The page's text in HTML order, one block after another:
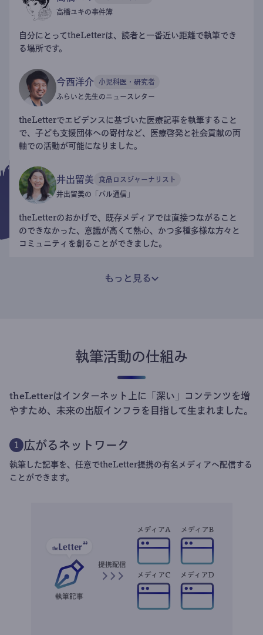
高橋ユキの事件簿
自分にとってtheLetterは、読者と一番近い距離で執筆でき
る場所です。
今西洋介 小児科医・研究者
ふらいと先生のニュースレター
theLetterでエビデンスに基づいた医療記事を執筆すること
で、子ども支援団体への寄付など、医療啓発と社会貢献の両
軸での活動が可能になりました。
井出留美 食品ロスジャーナリスト
井出留美の「パル通信」
theLetterのおかげで、既存メディアでは直接つながること
のできなかった、意識が高くて熱心、かつ多種多様な方々と
コミュニティを創ることができました。
もっと見る
執筆活動の仕組み
theLetterはインターネット上に「深い」コンテンツを増
やすため、未来の出版インフラを目指して生まれました。
1 広がるネットワーク
執筆した記事を、任意でtheLetter提携の有名メディアへ配信する
ことができます。